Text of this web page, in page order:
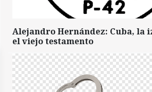
Alejandro Hernández: Cuba, la
el viejo testamento